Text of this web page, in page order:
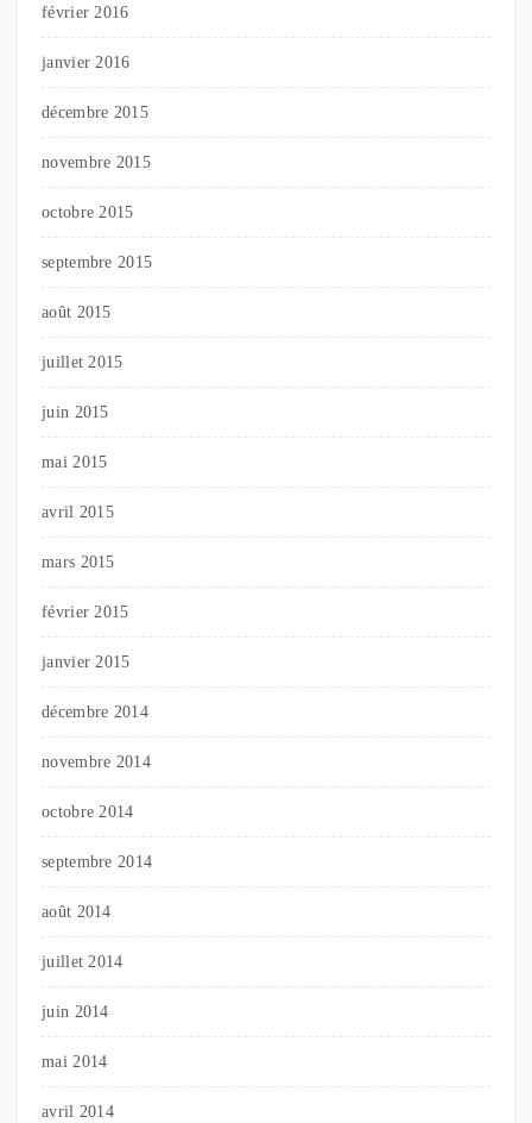
février 2016
janvier 2016
décembre 2015
novembre 2015
octobre 2015
septembre 2015
août 2015
juillet 2015
juin 2015
mai 2015
avril 2015
mars 2015
février 2015
janvier 2015
décembre 2014
novembre 2014
octobre 2014
septembre 2014
août 2014
juillet 2014
juin 2014
mai 2014
avril 2014